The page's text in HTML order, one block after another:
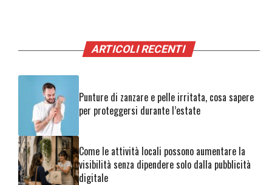
ARTICOLI RECENTI
Punture di zanzare e pelle irritata, cosa sapere
per proteggersi durante l’estate
Come le attività locali possono aumentare la
visibilità senza dipendere solo dalla pubblicità
digitale